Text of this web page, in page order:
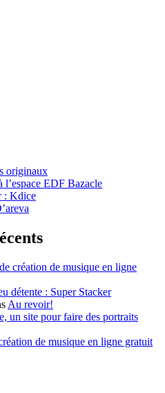
originaux
l’espace EDF Bazacle
: Kdice
création de musique en ligne
détente : Super Stacker
Au revoir!
un site pour faire des portraits
de musique en ligne gratuit